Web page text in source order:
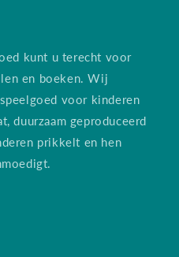
kunt u terecht voor
en boeken. Wij
voor kinderen
duurzaam geproduceerd
prikkelt en hen